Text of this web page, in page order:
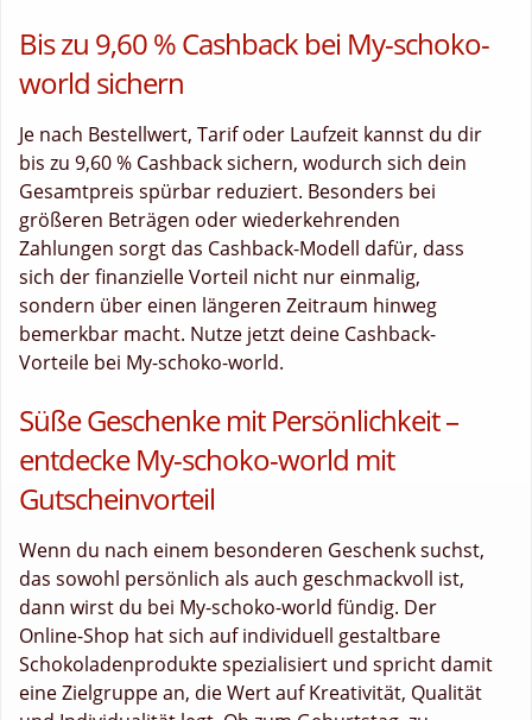
Bis zu 9,60 % Cashback bei My-schoko-
world sichern
Je nach Bestellwert, Tarif oder Laufzeit kannst du dir
bis zu 9,60 % Cashback sichern, wodurch sich dein
Gesamtpreis spürbar reduziert. Besonders bei
größeren Beträgen oder wiederkehrenden
Zahlungen sorgt das Cashback-Modell dafür, dass
sich der finanzielle Vorteil nicht nur einmalig,
sondern über einen längeren Zeitraum hinweg
bemerkbar macht. Nutze jetzt deine Cashback-
Vorteile bei My-schoko-world.
Süße Geschenke mit Persönlichkeit –
entdecke My-schoko-world mit
Gutscheinvorteil
Wenn du nach einem besonderen Geschenk suchst,
das sowohl persönlich als auch geschmackvoll ist,
dann wirst du bei My-schoko-world fündig. Der
Online-Shop hat sich auf individuell gestaltbare
Schokoladenprodukte spezialisiert und spricht damit
eine Zielgruppe an, die Wert auf Kreativität, Qualität